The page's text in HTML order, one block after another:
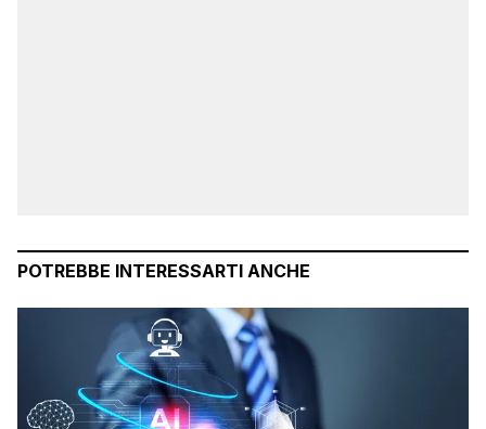
POTREBBE INTERESSARTI ANCHE